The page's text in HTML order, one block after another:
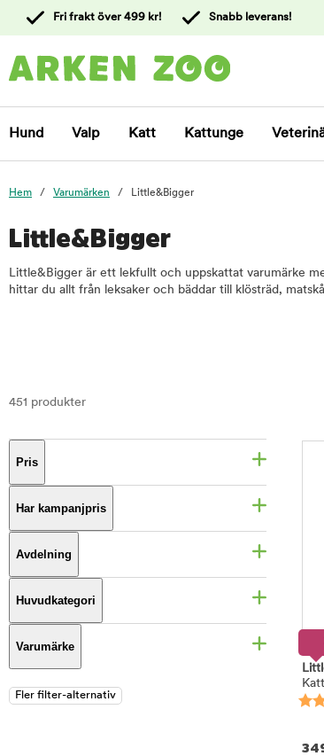
kundtjänst
Fri frakt över 499 kr! Snabb leverans!
Hund Valp Katt Kattunge
Hem Varumärken Little&Bigger
Little&Bigger
Little&Bigger är ett lekfullt och uppskattat varumärke
hittar du allt från leksaker och bäddar till klösträd,
451 produkter
Pris
Har kampanjpris
Avdelning
Huvudkategori
Varumärke